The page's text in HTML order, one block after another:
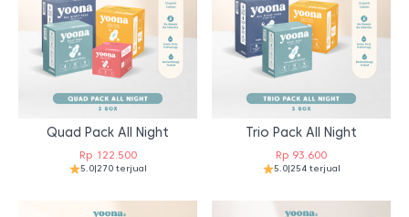
Quad Pack All Night
Rp122.500
5.0|270 terjual
Trio Pack All Night
Rp 93.600
5.0|254 terjual